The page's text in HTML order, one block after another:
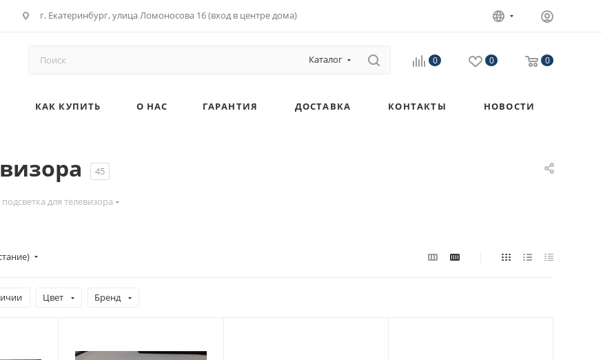
г. Екатеринбург, улица Ломоносова 16 (вход в центре дома)
Каталог 0 0 0
КАК КУПИТЬ О НАС ГАРАНТИЯ ДОСТАВКА КОНТАКТЫ НОВОСТИ
45
подсветка для телевизора
Цвет Бренд